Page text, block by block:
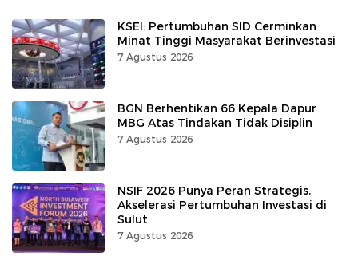
KSEI: Pertumbuhan SID Cerminkan
Minat Tinggi Masyarakat Berinvestasi
7 Agustus 2026
BGN Berhentikan 66 Kepala Dapur
MBG Atas Tindakan Tidak Disiplin
7 Agustus 2026
NSIF 2026 Punya Peran Strategis,
Akselerasi Pertumbuhan Investasi di
Sulut
7 Agustus 2026